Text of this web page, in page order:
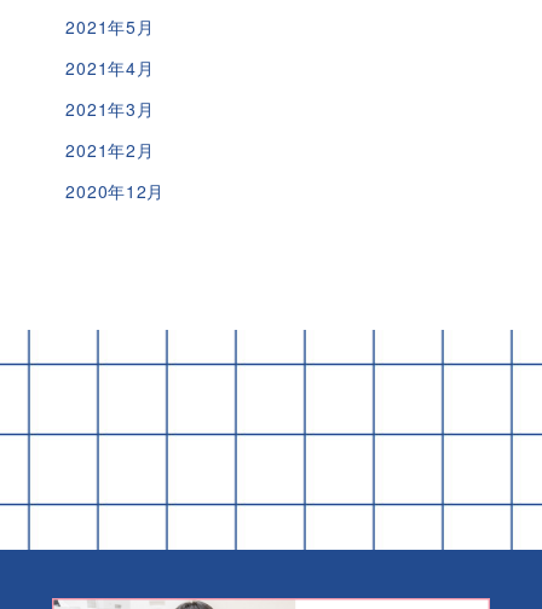
2021年5月
2021年4月
2021年3月
2021年2月
2020年12月